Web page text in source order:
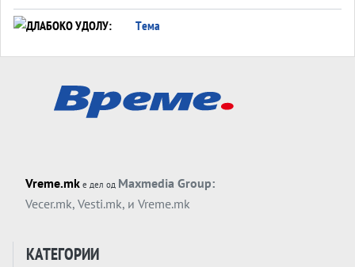
од отворените закани
Tема
Tема
АТОМСКО ДОМИНО НА БЛИСКИОТ
ОД ШАХЕД ДО СВЕТСКА ВОЈНА?
Обвинувањето кон Русија го поврзува
Vreme.mk е дел од Maxmedia Group:
Vecer.mk, Vesti.mk, и Vreme.mk
КАТЕГОРИИ